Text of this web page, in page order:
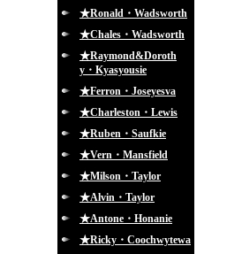
★Ronald・Wadsworth
★Chales・Wadsworth
★Raymond&Doroth
y・Kyasyousie
★Ferron・Joseyesva
★Charleston・Lewis
★Ruben・Saufkie
★Vern・Mansfield
★Milson・Taylor
★Alvin・Taylor
★Antone・Honanie
★Ricky・Coochwytewa